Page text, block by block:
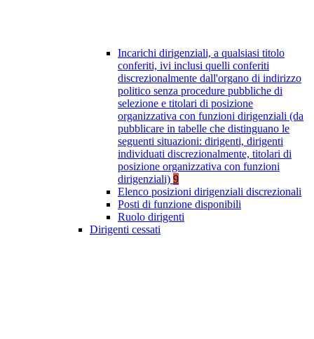
Incarichi dirigenziali, a qualsiasi titolo
conferiti, ivi inclusi quelli conferiti
discrezionalmente dall'organo di indirizzo
politico senza procedure pubbliche di
selezione e titolari di posizione
organizzativa con funzioni dirigenziali (da
pubblicare in tabelle che distinguano le
seguenti situazioni: dirigenti, dirigenti
individuati discrezionalmente, titolari di
posizione organizzativa con funzioni
dirigenziali) 9
Elenco posizioni dirigenziali discrezionali
Posti di funzione disponibili
Ruolo dirigenti
Dirigenti cessati